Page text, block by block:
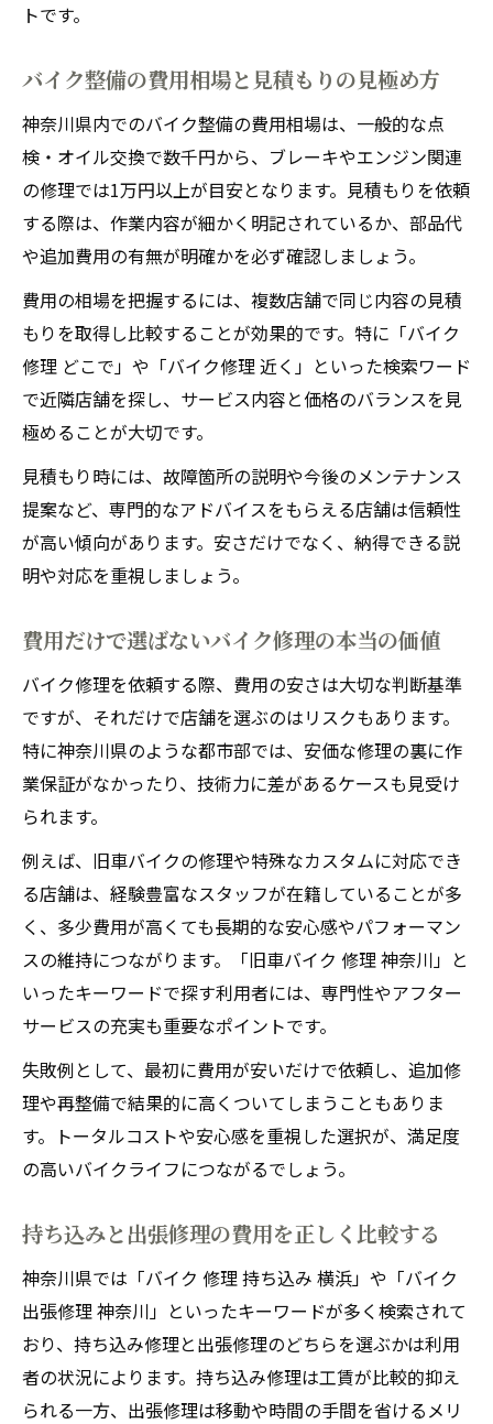
トです。
バイク整備の費用相場と見積もりの見極め方
神奈川県内でのバイク整備の費用相場は、一般的な点
検・オイル交換で数千円から、ブレーキやエンジン関連
の修理では1万円以上が目安となります。見積もりを依頼
する際は、作業内容が細かく明記されているか、部品代
や追加費用の有無が明確かを必ず確認しましょう。
費用の相場を把握するには、複数店舗で同じ内容の見積
もりを取得し比較することが効果的です。特に「バイク
修理 どこで」や「バイク修理 近く」といった検索ワード
で近隣店舗を探し、サービス内容と価格のバランスを見
極めることが大切です。
見積もり時には、故障箇所の説明や今後のメンテナンス
提案など、専門的なアドバイスをもらえる店舗は信頼性
が高い傾向があります。安さだけでなく、納得できる説
明や対応を重視しましょう。
費用だけで選ばないバイク修理の本当の価値
バイク修理を依頼する際、費用の安さは大切な判断基準
ですが、それだけで店舗を選ぶのはリスクもあります。
特に神奈川県のような都市部では、安価な修理の裏に作
業保証がなかったり、技術力に差があるケースも見受け
られます。
例えば、旧車バイクの修理や特殊なカスタムに対応でき
る店舗は、経験豊富なスタッフが在籍していることが多
く、多少費用が高くても長期的な安心感やパフォーマン
スの維持につながります。「旧車バイク 修理 神奈川」と
いったキーワードで探す利用者には、専門性やアフター
サービスの充実も重要なポイントです。
失敗例として、最初に費用が安いだけで依頼し、追加修
理や再整備で結果的に高くついてしまうこともありま
す。トータルコストや安心感を重視した選択が、満足度
の高いバイクライフにつながるでしょう。
持ち込みと出張修理の費用を正しく比較する
神奈川県では「バイク 修理 持ち込み 横浜」や「バイク
出張修理 神奈川」といったキーワードが多く検索されて
おり、持ち込み修理と出張修理のどちらを選ぶかは利用
者の状況によります。持ち込み修理は工賃が比較的抑え
られる一方、出張修理は移動や時間の手間を省けるメリ